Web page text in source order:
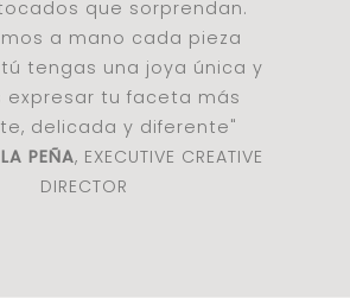
que sorprendan.
a mano cada pieza
tengas una joya única y
expresar tu faceta más
delicada y diferente"
PEÑA, EXECUTIVE CREATIVE
DIRECTOR